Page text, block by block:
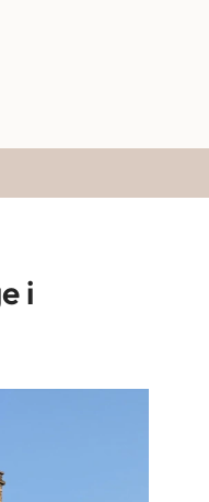
i